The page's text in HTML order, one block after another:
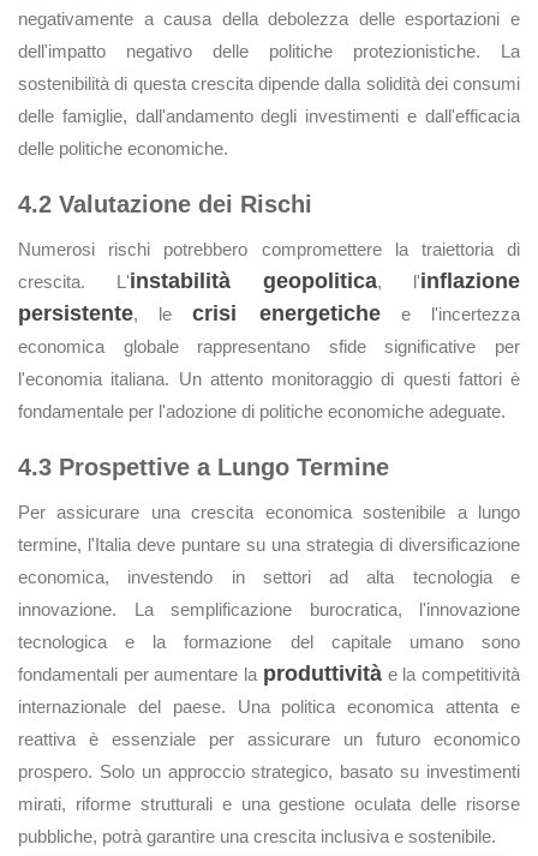
negativamente a causa della debolezza delle esportazioni e
dell'impatto negativo delle politiche protezionistiche. La
sostenibilità di questa crescita dipende dalla solidità dei consumi
delle famiglie, dall'andamento degli investimenti e dall'efficacia
delle politiche economiche.
4.2 Valutazione dei Rischi
Numerosi rischi potrebbero compromettere la traiettoria di
crescita. L'instabilità geopolitica, l'inflazione
persistente, lecrisi energetichee l'incertezza
economica globale rappresentano sfide significative per
l'economia italiana. Un attento monitoraggio di questi fattori è
fondamentale per l'adozione di politiche economiche adeguate.
4.3 Prospettive a Lungo Termine
Per assicurare una crescita economica sostenibile a lungo
termine, l'Italia deve puntare su una strategia di diversificazione
economica, investendo in settori ad alta tecnologia e
innovazione. La semplificazione burocratica, l'innovazione
tecnologica e la formazione del capitale umano sono
fondamentali per aumentare la produttivitàe la competitività
internazionale del paese. Una politica economica attenta e
reattiva è essenziale per assicurare un futuro economico
prospero. Solo un approccio strategico, basato su investimenti
mirati, riforme strutturali e una gestione oculata delle risorse
pubbliche, potrà garantire una crescita inclusiva e sostenibile.